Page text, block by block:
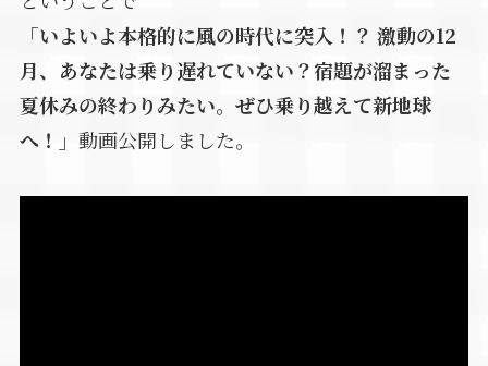
「いよいよ本格的に風の時代に突入！？ 激動の12
月、あなたは乗り遅れていない？宿題が溜まった
夏休みの終わりみたい。ぜひ乗り越えて新地球
へ！」 動画公開しました。